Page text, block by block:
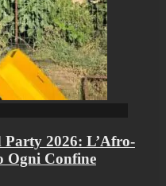
2026: L’Afro-
Ogni Confine